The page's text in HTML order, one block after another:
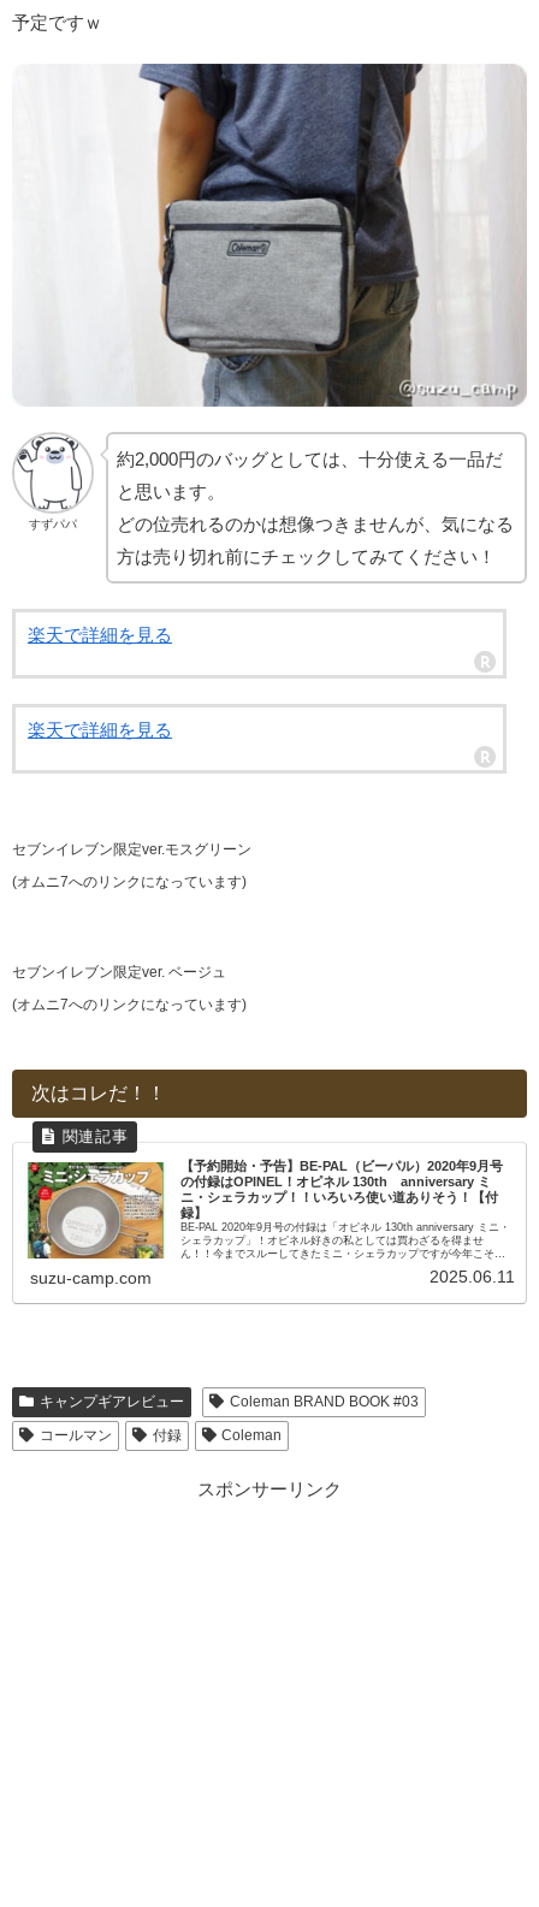
予定ですｗ
すずパパ
約2,000円のバッグとしては、十分使える一品だ
と思います。
どの位売れるのかは想像つきませんが、気になる
方は売り切れ前にチェックしてみてください！
楽天で詳細を見る
楽天で詳細を見る
セブンイレブン限定ver.モスグリーン
(オムニ7へのリンクになっています)
セブンイレブン限定ver. ベージュ
(オムニ7へのリンクになっています)
次はコレだ！！
【予約開始・予告】BE-PAL（ビーパル）2020年9月号
の付録はOPINEL！オピネル 130th anniversary ミ
ニ・シェラカップ！！いろいろ使い道ありそう！【付
録】
BE-PAL 2020年9月号の付録は「オピネル 130th anniversary ミニ・
シェラカップ」！オピネル好きの私としては買わざるを得ませ
ん！！今までスルーしてきたミニ・シェラカップですが今年こそゲ
suzu-camp.com 2025.06.11
キャンプギアレビュー
Coleman BRAND BOOK #03
コールマン
付録 Coleman
スポンサーリンク